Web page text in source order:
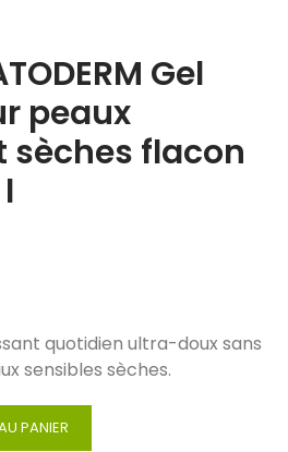
Gel
peaux
sèches flacon
quotidien ultra-doux sans
sensibles sèches.
PANIER